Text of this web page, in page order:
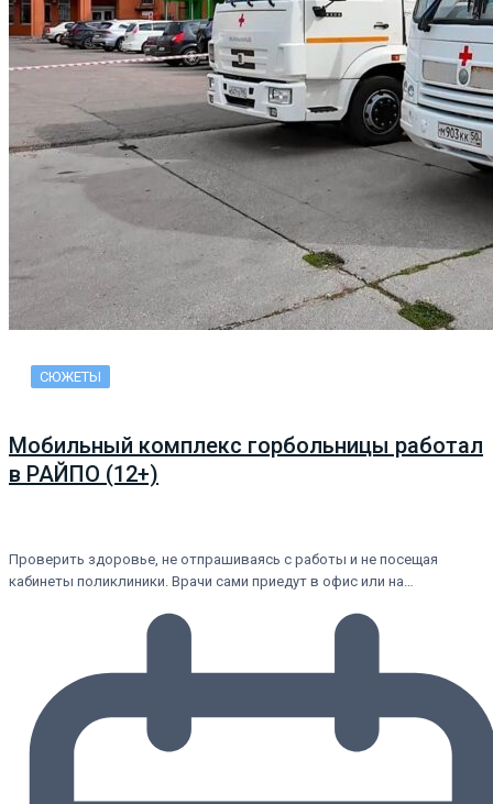
СЮЖЕТЫ
Мобильный комплекс горбольницы работал
в РАЙПО (12+)
Проверить здоровье, не отпрашиваясь с работы и не посещая
кабинеты поликлиники. Врачи сами приедут в офис или на…